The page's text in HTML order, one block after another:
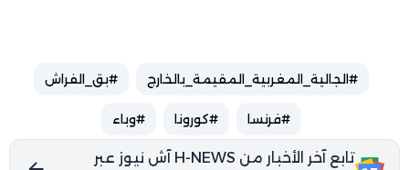
#الجالية_المغربية_المقيمة_بالخارج #بق_الفراش
#فرنسا #كورونا #وباء
تابع آخر الأخبار من H-NEWS آش نيوز عبر